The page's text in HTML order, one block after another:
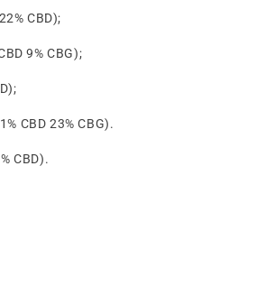
CBD);
9% CBG);
CBD 23% CBG).
CBD).